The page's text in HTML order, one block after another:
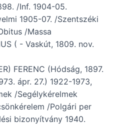
/Inf. 1904-05.
1905-07. /Szentszéki
/Massa
( - Vaskút, 1809. nov.
FERENC (Hódság, 1897.
ápr. 27.) 1922-1973,
/Segélykérelmek
/Polgári per
bizonyítvány 1940.